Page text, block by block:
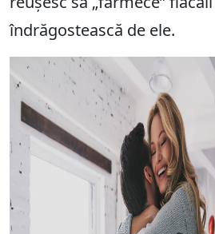
îndrăgostească de ele.